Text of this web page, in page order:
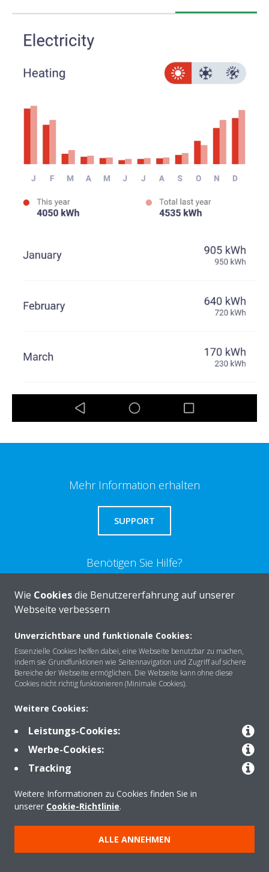
Mehr Information erhalten
SUPPORT
Benötigen Sie Hilfe?
KONTAKTIEREN SIE UNS
Über DAIKIN
Anwendungsbereiche
Produkte
Copyright © Daikin
Wie Cookiesdie Benutzererfahrung auf unserer
Webseite verbessern
Unverzichtbare und funktionale Cookies:
Essenzielle Cookies helfen dabei, eine Webseite benutzbar zu machen,
indem sie Grundfunktionen wie Seitennavigation und Zugriff auf sichere
Bereiche der Webseite ermöglichen. Die Webseite kann ohne diese
Cookies nicht richtig funktionieren (Minimale Cookies).
Weitere Cookies:
Leistungs-Cookies:
Werbe-Cookies:
Tracking
Weitere Informationen zu Cookies finden Sie in
unserer Cookie-Richtlinie.
ALLE ANNEHMEN